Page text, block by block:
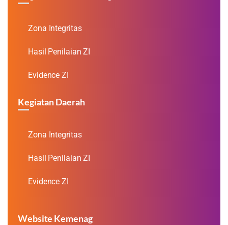
Zona Integritas
Hasil Penilaian ZI
Evidence ZI
Kegiatan Daerah
Zona Integritas
Hasil Penilaian ZI
Evidence ZI
Website Kemenag